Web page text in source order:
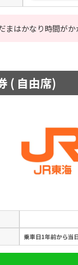
まはかなり時間が
( 自由席)
乗車日1年前から当